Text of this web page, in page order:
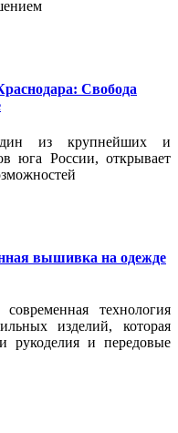
Свобода
из крупнейших и
юга России, открывает
вышивка на одежде
технология
изделий, которая
рукоделия и передовые